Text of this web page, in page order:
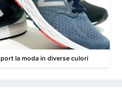
la moda in diverse culori